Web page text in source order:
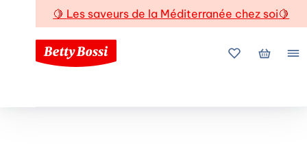
🍋 Les saveurs de la Méditerranée chez soi🍋
Mes favoris
Mon